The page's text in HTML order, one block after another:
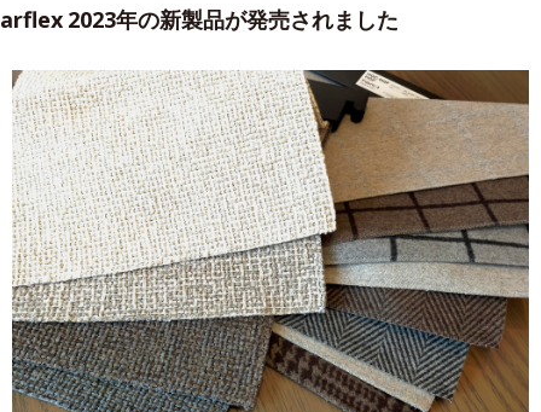
arflex 2023年の新製品が発売されました